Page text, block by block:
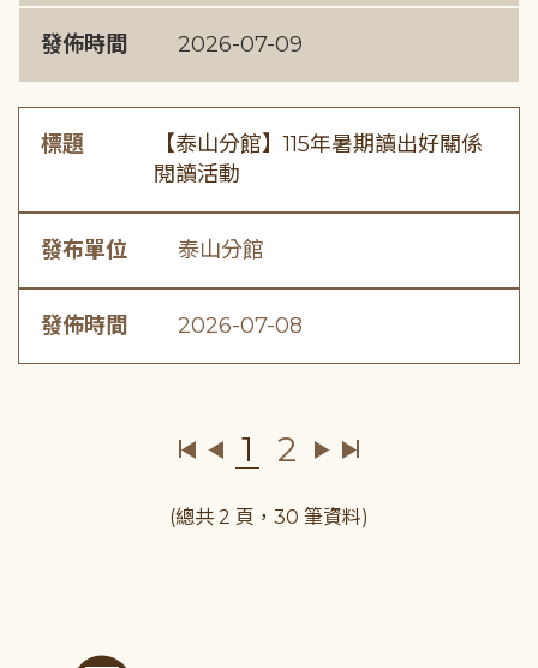
發佈時間 2026-07-09
標題
【泰山分館】115年暑期讀出好關係
閱讀活動
發布單位 泰山分館
發佈時間 2026-07-08
1 2
(總共 2 頁，30 筆資料)